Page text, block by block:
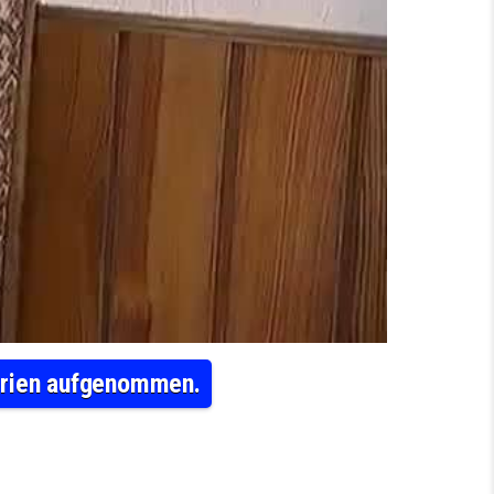
aufgenommen.
SUDETENLAND HAT EINEN FLÜCHTLING AUS SYRIEN AUFGENOMMEN.